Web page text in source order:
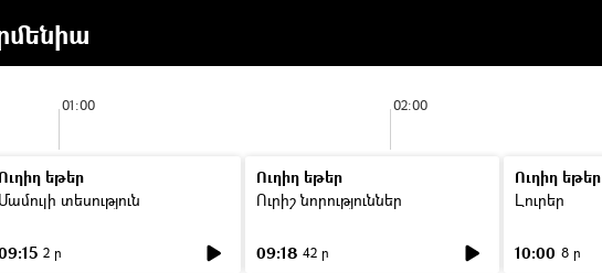
01:00 02:00
Ուղիղ եթեր
Մամուլի տեսություն
2 ր
Ուղիղ եթեր
Ուրիշ նորություններ
09:18 42 ր
Ուղիղ եթեր
Լուրեր
10:00 8 ր